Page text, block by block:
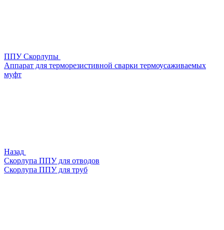
ППУ Скорлупы
Аппарат для терморезистивной сварки термоусаживаемых
муфт
Назад
Скорлупа ППУ для отводов
Скорлупа ППУ для труб